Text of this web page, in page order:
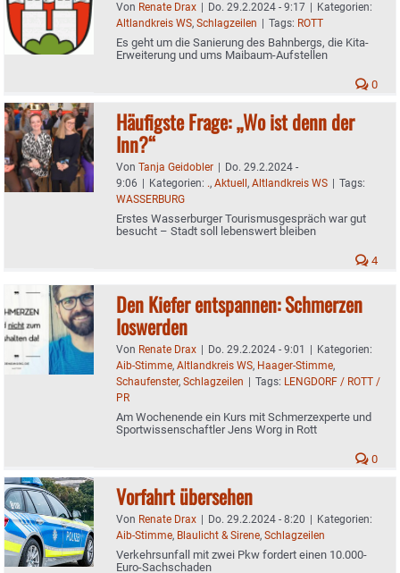
Von Renate Drax | Do. 29.2.2024 - 9:17 | Kategorien:
Altlandkreis WS, Schlagzeilen | Tags: ROTT
Es geht um die Sanierung des Bahnbergs, die Kita-
Erweiterung und ums Maibaum-Aufstellen
0
Häufigste Frage: „Wo ist denn der
Inn?“
Von Tanja Geidobler | Do. 29.2.2024 -
9:06 | Kategorien: ., Aktuell, Altlandkreis WS | Tags:
WASSERBURG
Erstes Wasserburger Tourismusgespräch war gut
besucht – Stadt soll lebenswert bleiben
4
Den Kiefer entspannen: Schmerzen
loswerden
Von Renate Drax | Do. 29.2.2024 - 9:01 | Kategorien:
Aib-Stimme, Altlandkreis WS, Haager-Stimme,
Schaufenster, Schlagzeilen | Tags: LENGDORF / ROTT /
PR
Am Wochenende ein Kurs mit Schmerzexperte und
Sportwissenschaftler Jens Worg in Rott
0
Vorfahrt übersehen
Von Renate Drax | Do. 29.2.2024 - 8:20 | Kategorien:
Aib-Stimme, Blaulicht & Sirene, Schlagzeilen
Verkehrsunfall mit zwei Pkw fordert einen 10.000-
Euro-Sachschaden